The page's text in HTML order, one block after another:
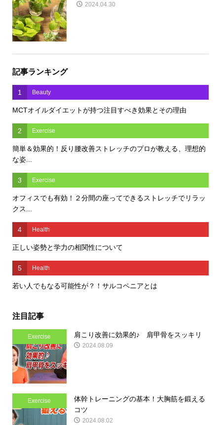
2024.04.30
記事ランキング
1 Beauty
MCTオイルダイエットが持つ注目すべき効果とその理由
2 Exercise
簡単＆効果的！反り腰改善ストレッチのプロが教える、理想的
な姿...
3 Exercise
オフィスでも有効！２分間の座ってできるストレッチでリラッ
クス...
4 Health
正しい姿勢と学力の相関性について
5 Health
若い人でもなる可能性が？！サルコペニアとは
注目記事
Exercise 肩こり改善に効果的♪ 肩甲骨をスッキリ
2024.08.09
Exercise
体幹トレーニングの基本！大胸筋を鍛える
コツ
2024.08.02